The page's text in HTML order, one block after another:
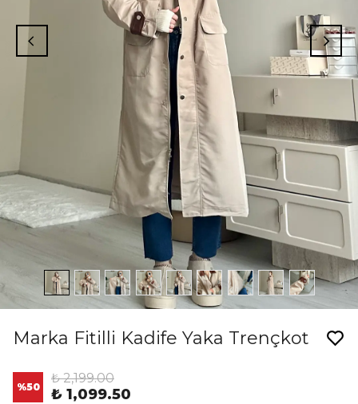
Marka Fitilli Kadife Yaka Trençkot
%50
₺ 2,199.00
₺ 1,099.50